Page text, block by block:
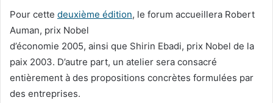
Pour cette deuxième édition, le forum accueillera Robert
Auman, prix Nobel
d’économie 2005, ainsi que Shirin Ebadi, prix Nobel de la
paix 2003. D’autre part, un atelier sera consacré
entièrement à des propositions concrètes formulées par
des entreprises.